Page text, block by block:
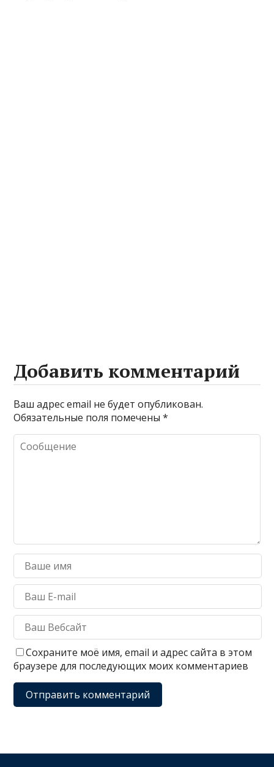
Добавить комментарий
Ваш адрес email не будет опубликован.
Обязательные поля помечены*
Сохраните моё имя, email и адрес сайта в этом
браузере для последующих моих комментариев